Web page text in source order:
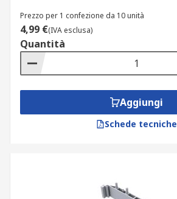
Prezzo per 1 confezione da 10 unità
4,99 €(IVA esclusa)
Quantità
Aggiungi
Schede tecniche